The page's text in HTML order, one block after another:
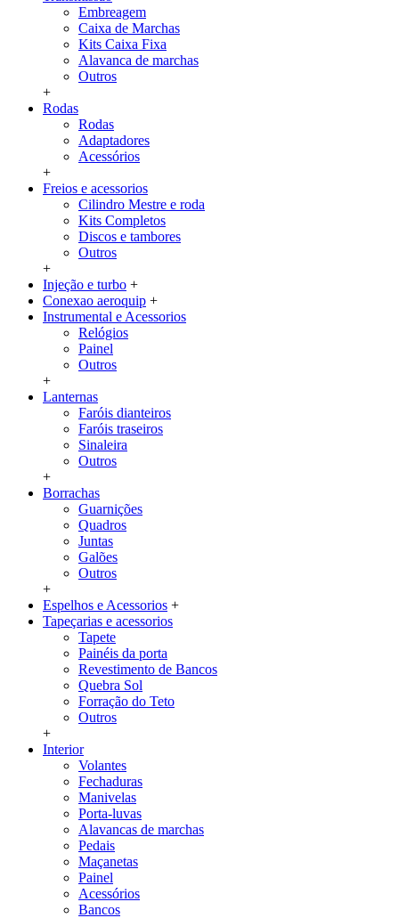
Embreagem
Caixa de Marchas
Kits Caixa Fixa
Alavanca de marchas
Outros
+
Rodas
Rodas
Adaptadores
Acessórios
+
Freios e acessorios
Cilindro Mestre e roda
Kits Completos
Discos e tambores
Outros
+
Injeção e turbo +
Conexao aeroquip +
Instrumental e Acessorios
Relógios
Painel
Outros
+
Lanternas
Faróis dianteiros
Faróis traseiros
Sinaleira
Outros
+
Borrachas
Guarnições
Quadros
Juntas
Galões
Outros
+
Espelhos e Acessorios +
Tapeçarias e acessorios
Tapete
Painéis da porta
Revestimento de Bancos
Quebra Sol
Forração do Teto
Outros
+
Interior
Volantes
Fechaduras
Manivelas
Porta-luvas
Alavancas de marchas
Pedais
Maçanetas
Painel
Acessórios
Bancos